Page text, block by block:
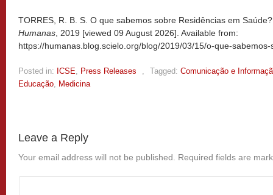
TORRES, R. B. S. O que sabemos sobre Residências em
Humanas , 2019 [viewed 09 August 2026]. Available from:
https://humanas.blog.scielo.org/blog/2019/03/15/o-que-
Posted in: ICSE Press Releases Tagged: Comunicação e
Educação
Medicina
Leave a Reply
Your email address will not be published. Required fields are